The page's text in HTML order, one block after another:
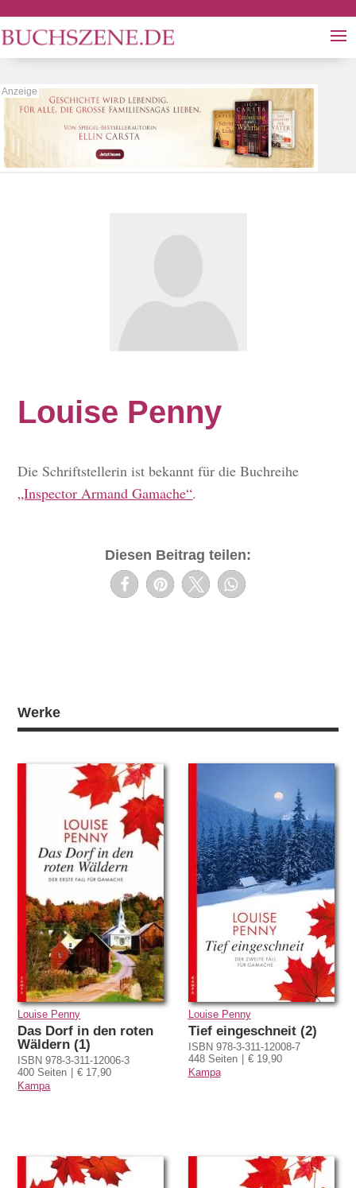
Louise Penny
Die Schriftstellerin ist bekannt für die Buchreihe
„Inspector Armand Gamache“.
Diesen Beitrag teilen:
Werke
Louise Penny
Das Dorf in den roten
Wäldern (1)
ISBN 978-3-311-12006-3
400 Seiten
€ 17,90
Kampa
Louise Penny
Tief eingeschneit (2)
ISBN 978-3-311-12008-7
448 Seiten
€ 19,90
Kampa